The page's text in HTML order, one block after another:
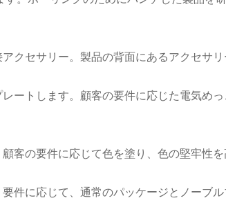
クセサリー。製品の背面にあるアクセサリ
ートします。顧客の要件に応じた電気め
客の要件に応じて色を塗り、色の堅牢性を
件に応じて、通常のパッケージとノーブ